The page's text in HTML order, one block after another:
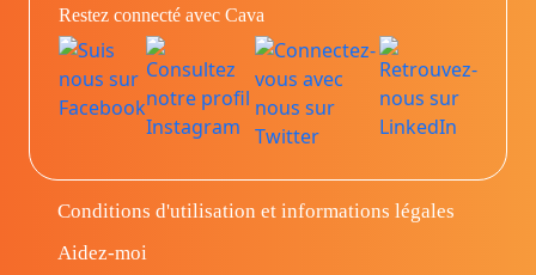
Restez connecté avec Cava
Conditions d'utilisation et informations légales
Aidez-moi